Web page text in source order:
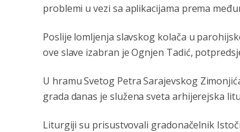
problemi u vezi sa aplikacijama prema
Poslije lomljenja slavskog kolača u
ove slave izabran je Ognjen Tadić,
U hramu Svetog Petra Sarajevskog
grada danas je služena sveta arhijerejska
Liturgiji su prisustvovali gradonačelnik